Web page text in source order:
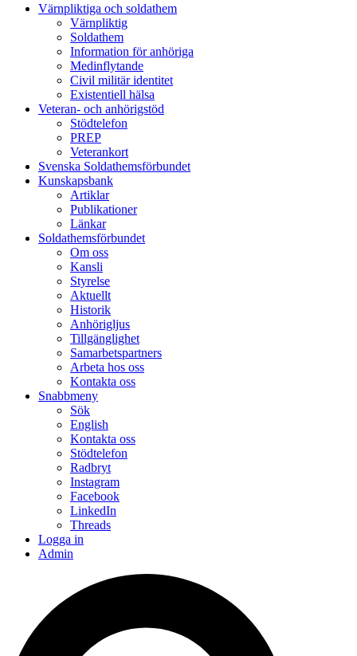
Värnpliktiga och soldathem
Värnpliktig
Soldathem
Information för anhöriga
Medinflytande
Civil militär identitet
Existentiell hälsa
Veteran- och anhörigstöd
Stödtelefon
PREP
Veterankort
Svenska Soldathemsförbundet
Kunskapsbank
Artiklar
Publikationer
Länkar
Soldathemsförbundet
Om oss
Kansli
Styrelse
Aktuellt
Historik
Anhörigljus
Tillgänglighet
Samarbetspartners
Arbeta hos oss
Kontakta oss
Snabbmeny
Sök
English
Kontakta oss
Stödtelefon
Radbryt
Instagram
Facebook
LinkedIn
Threads
Logga in
Admin